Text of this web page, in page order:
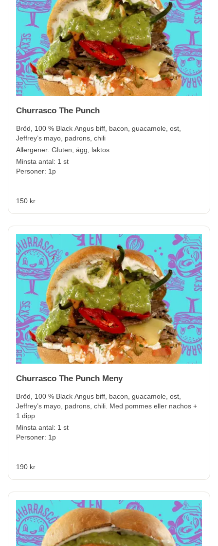
Churrasco The Punch
Bröd, 100 % Black Angus biff, bacon, guacamole, ost,
Jeffrey’s mayo, padrons, chili
Allergener: Gluten, ägg, laktos
Minsta antal: 1 st
Personer: 1p
150 kr
Churrasco The Punch Meny
Bröd, 100 % Black Angus biff, bacon, guacamole, ost,
Jeffrey’s mayo, padrons, chili. Med pommes eller nachos +
1 dipp
Minsta antal: 1 st
Personer: 1p
190 kr